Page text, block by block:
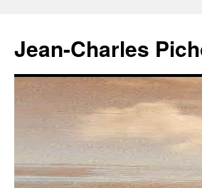
Jean-Charles